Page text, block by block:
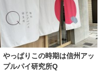
やっぱりこの時期は信州アッ
プルパイ研究所Q